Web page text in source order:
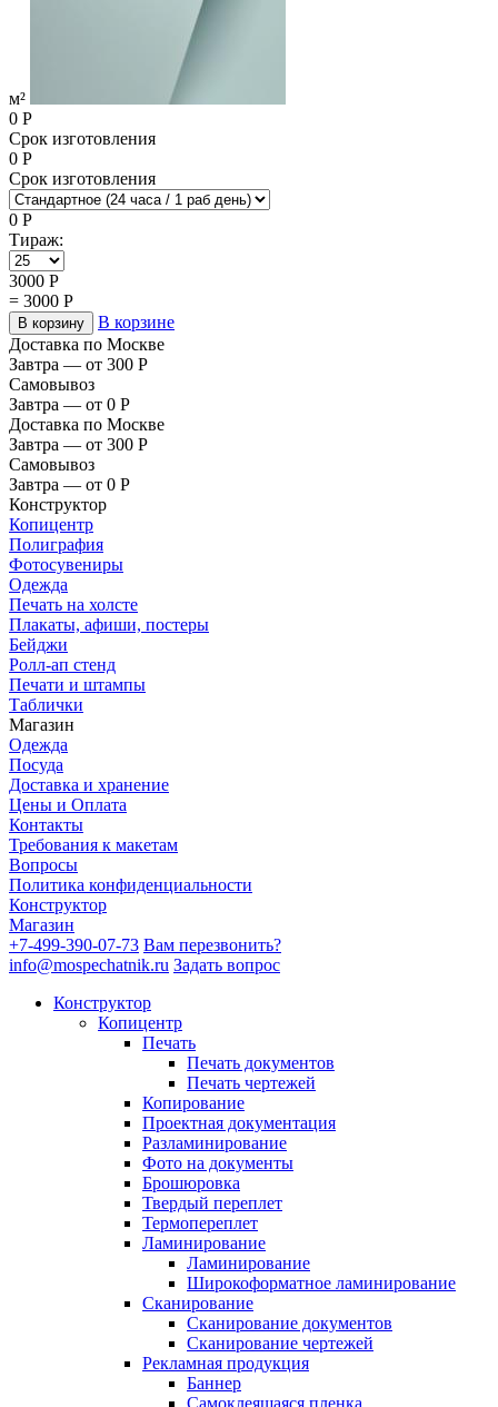
м²
0 Р
Срок изготовления
0 Р
Срок изготовления
0 Р
Тираж:
3000 Р
= 3000 Р
В корзину
В корзине
Доставка по Москве
Завтра — от 300 Р
Самовывоз
Завтра — от 0 Р
Доставка по Москве
Завтра — от 300 Р
Самовывоз
Завтра — от 0 Р
Конструктор
Копицентр
Полиграфия
Фотосувениры
Одежда
Печать на холсте
Плакаты, афиши, постеры
Бейджи
Ролл-ап стенд
Печати и штампы
Таблички
Магазин
Одежда
Посуда
Доставка и хранение
Цены и Оплата
Контакты
Требования к макетам
Вопросы
Политика конфиденциальности
Конструктор
Магазин
+7-499-390-07-73 Вам перезвонить?
info@mospechatnik.ru Задать вопрос
Конструктор
Копицентр
Печать
Печать документов
Печать чертежей
Копирование
Проектная документация
Разламинирование
Фото на документы
Брошюровка
Твердый переплет
Термопереплет
Ламинирование
Ламинирование
Широкоформатное ламинирование
Сканирование
Сканирование документов
Сканирование чертежей
Рекламная продукция
Баннер
Самоклеящаяся пленка